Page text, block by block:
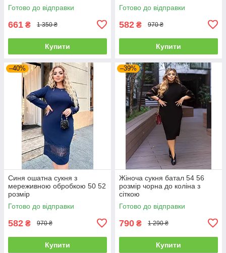
Готово до відправки
661 ₴ 1 350 ₴
Купити
Готово до відправки
582 ₴ 970 ₴
Купити
–40%
Синя ошатна сукня з
мереживною обробкою 50 52
розмір
Готово до відправки
582 ₴ 970 ₴
Купити
–39%
Жіноча сукня батал 54 56
розмір чорна до коліна з
сіткою
Готово до відправки
790 ₴ 1 290 ₴
Купити